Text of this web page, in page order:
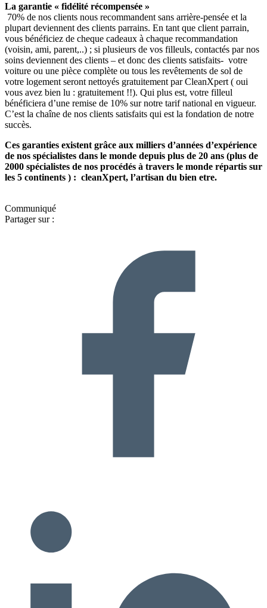
La garantie « fidélité récompensée »
70% de nos clients nous recommandent sans arrière-pensée et la
plupart deviennent des clients parrains. En tant que client parrain,
vous bénéficiez de cheque cadeaux à chaque recommandation
(voisin, ami, parent,..) ; si plusieurs de vos filleuls, contactés par nos
soins deviennent des clients – et donc des clients satisfaits- votre
voiture ou une pièce complète ou tous les revêtements de sol de
votre logement seront nettoyés gratuitement par CleanXpert ( oui
vous avez bien lu : gratuitement !!). Qui plus est, votre filleul
bénéficiera d’une remise de 10% sur notre tarif national en vigueur.
C’est la chaîne de nos clients satisfaits qui est la fondation de notre
succès.
Ces garanties existent grâce aux milliers d’années d’expérience
de nos spécialistes dans le monde depuis plus de 20 ans (plus de
2000 spécialistes de nos procédés à travers le monde répartis sur
les 5 continents ) : cleanXpert, l’artisan du bien etre.
Communiqué
Partager sur :